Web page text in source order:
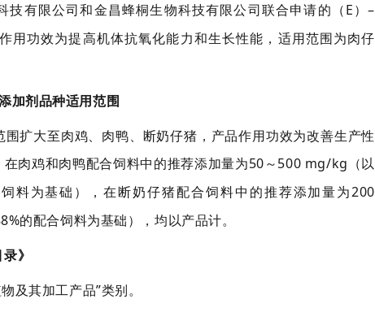
技有限公司和金昌蜂桐生物科技有限公司联合申请的 （E）–
用功效为提高机体抗氧化能力和生长性能，适用范围为肉仔
加剂品种适用范围
大至肉鸡、肉鸭、断奶仔猪，产品作用功效为改善生产性
在肉鸡和肉鸭配合饲料中的推荐添加量为50～500 mg/kg （以
饲料为基础） ，在断奶仔猪配合饲料中的推荐添加量为200
的配合饲料为基础） ，均以产品计。
》
及其加工产品”类别。